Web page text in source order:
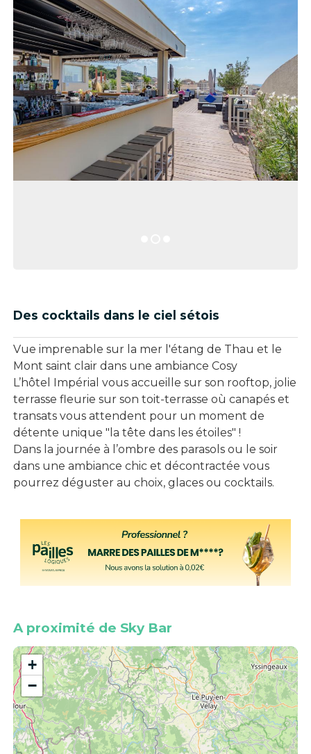
Des cocktails dans le ciel sétois
Vue imprenable sur la mer l'étang de Thau et le
Mont saint clair dans une ambiance Cosy
L’hôtel Impérial vous accueille sur son rooftop, jolie
terrasse fleurie sur son toit-terrasse où canapés et
transats vous attendent pour un moment de
détente unique "la tête dans les étoiles" !
Dans la journée à l’ombre des parasols ou le soir
dans une ambiance chic et décontractée vous
pourrez déguster au choix, glaces ou cocktails.
A proximité de Sky Bar
+
−